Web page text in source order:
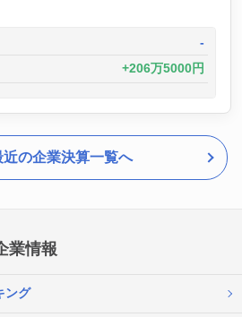
-
206万5000円
近の企業決算一覧へ
業情報
ング